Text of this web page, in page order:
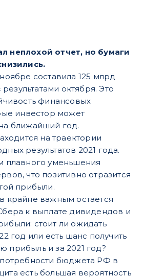
неплохой отчет, но бумаги
составила 125 млрд
октября. Это
финансовых
инвестор может
ближайший год.
на траектории
результатов 2021 года.
плавного уменьшения
что позитивно отразится
прибыли.
крайне важным остается
к выплате дивидендов и
стоит ли ожидать
год или есть шанс получить
прибыль и за 2021 год?
бюджета РФ в
есть большая вероятность